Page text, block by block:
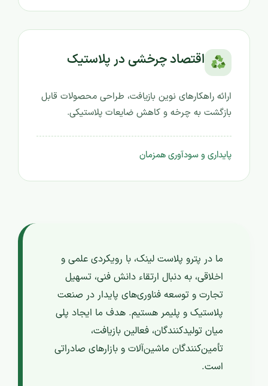
اقتصاد چرخشی در پلاستیک
ارائه راهکارهای نوین بازیافت، طراحی محصولات قابل
بازگشت به چرخه و کاهش ضایعات پلاستیکی.
پایداری و سودآوری همزمان
ما در پترو پلاست لینک، با رویکردی علمی و
اخلاقی، به دنبال ارتقاء دانش فنی، تسهیل
تجارت و توسعه فناوری‌های پایدار در صنعت
پلاستیک و پلیمر هستیم. هدف ما ایجاد پلی
میان تولیدکنندگان، فعالین بازیافت،
تأمین‌کنندگان ماشین‌آلات و بازارهای صادراتی
است.